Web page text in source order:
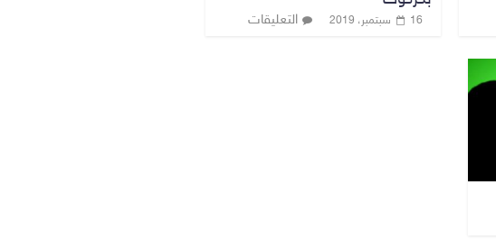
16 سبتمبر، 2019 التعليقات